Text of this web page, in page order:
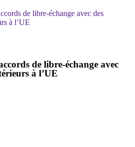
de libre-échange avec des
à l’UE
de libre-échange avec
à l’UE